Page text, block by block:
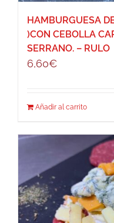
HAMBURGUESA
)CON CEBOLLA
SERRANO. – RULO
6,60€
Añadir al carrito